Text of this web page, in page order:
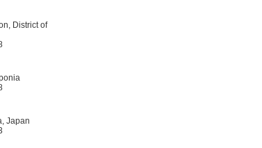
District of
Japan